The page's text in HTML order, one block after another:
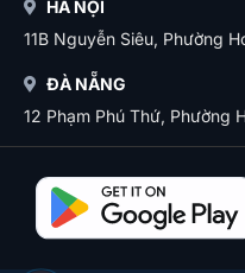
HÀ NỘI
11B Nguyễn Siêu, Phường
ĐÀ NẴNG
12 Phạm Phú Thứ, Phường